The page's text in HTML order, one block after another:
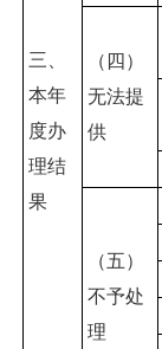
三、
本年
度办
理结
果
（四）
无法提
供
（五）
不予处
理